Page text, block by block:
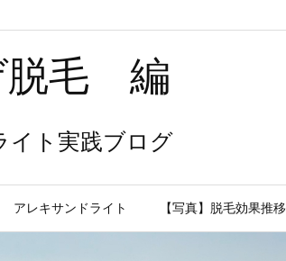
脱毛 編
イト実践ブログ
アレキサンドライト 【写真】脱毛効果推移